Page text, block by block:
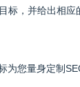
，并给出相应
您量身定制